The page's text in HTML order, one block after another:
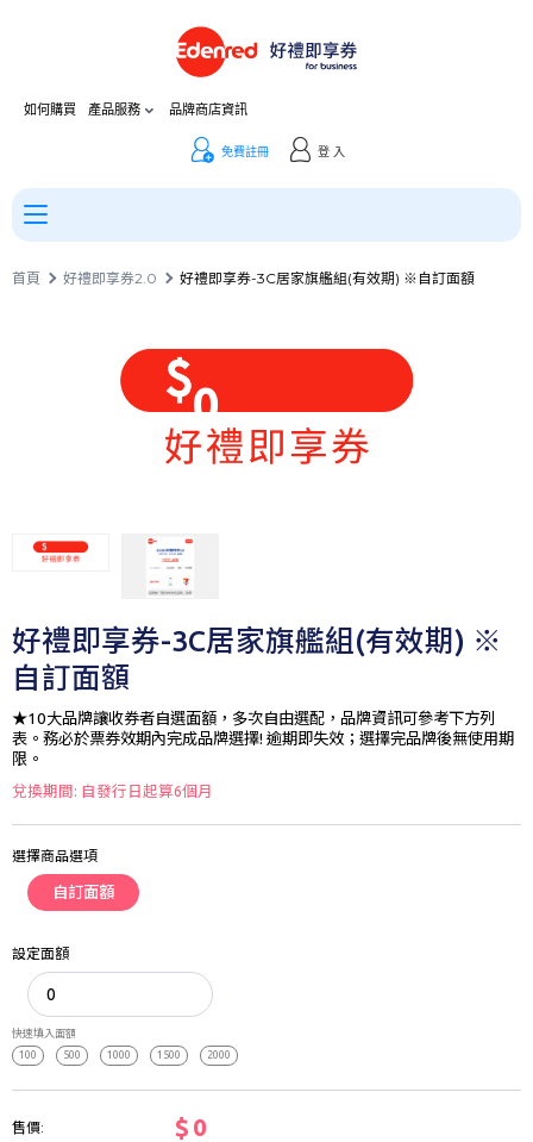
如何購買 產品服務 品牌商店資訊
免費註冊 登 入
首頁 好禮即享券2.0 好禮即享券-3C居家旗艦組(有效期) ※自訂面額
0
好禮即享券-3C居家旗艦組(有效期) ※
自訂面額
★10大品牌讓收券者自選面額，多次自由選配，品牌資訊可參考下方列
表。務必於票券效期內完成品牌選擇! 逾期即失效；選擇完品牌後無使用期
限。
兌換期間: 自發行日起算6個月
選擇商品選項
自訂面額
設定面額
快速填入面額
100
500 1000 1500 2000
售價: $ 0